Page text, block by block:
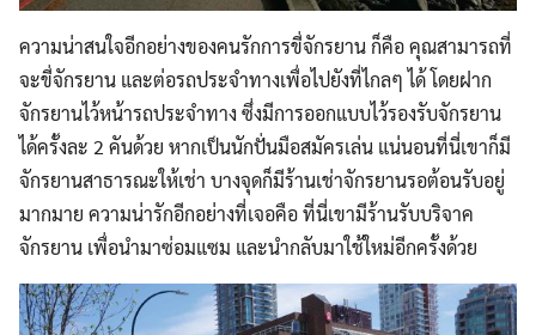
ความน่าสนใจอีกอย่างของคนรักการขี่จักรยาน ก็คือ คุณสามารถที่
จะขี่จักรยาน และต่อรถประจำทางเพื่อไปยังที่ไกลๆ ได้ โดยฝาก
จักรยานไว้หน้ารถประจำทาง ซึ่งมีการออกแบบไว้รองรับจักรยาน
ได้ครั้งละ 2 คันด้วย หากเป็นนักปั่นมือสมัครเล่น แน่นอนที่นี่เขาก็มี
จักรยานสาธารณะให้เช่า บางจุดก็มีร้านเช่าจักรยานรอต้อนรับอยู่
มากมาย ความน่ารักอีกอย่างที่เจอคือ ที่นี่เขามีร้านรับบริจาค
จักรยาน เพื่อนำมาซ่อมแซม และนำกลับมาใช้ใหม่อีกครั้งด้วย